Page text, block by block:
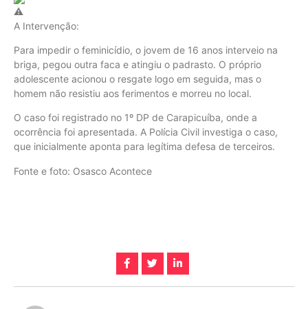
A Intervenção:
Para impedir o feminicídio, o jovem de 16 anos interveio na
briga, pegou outra faca e atingiu o padrasto. O próprio
adolescente acionou o resgate logo em seguida, mas o
homem não resistiu aos ferimentos e morreu no local.
​O caso foi registrado no 1º DP de Carapicuíba, onde a
ocorrência foi apresentada. A Polícia Civil investiga o caso,
que inicialmente aponta para legítima defesa de terceiros.
Fonte e foto: Osasco Acontece